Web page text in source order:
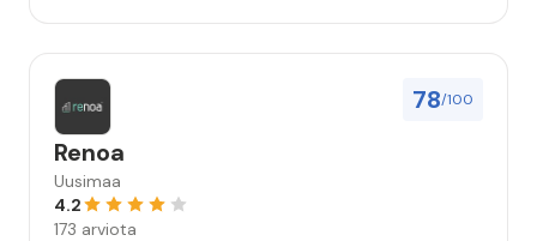
78/100
Renoa
Uusimaa
4.2
173 arviota